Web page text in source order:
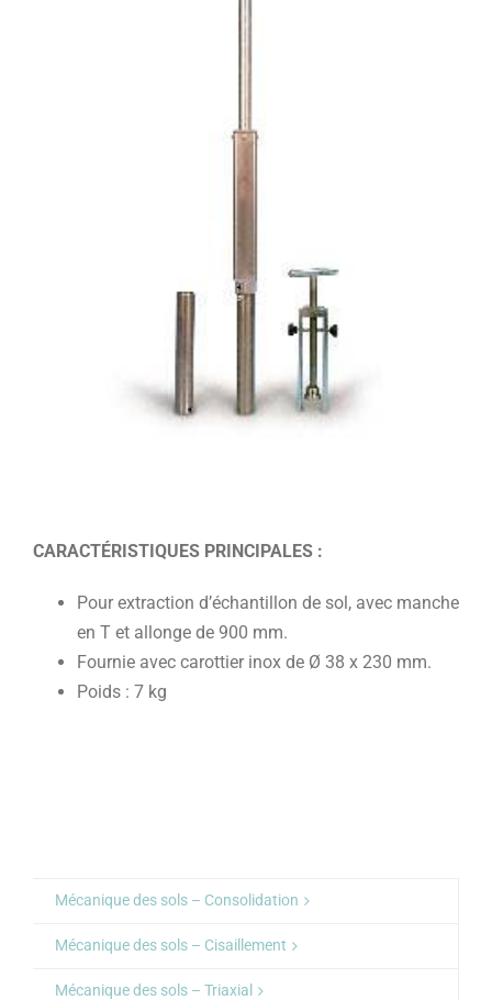
CARACTÉRISTIQUES PRINCIPALES :
Pour extraction d’échantillon de sol, avec manche
en T et allonge de 900 mm.
Fournie avec carottier inox de Ø 38 x 230 mm.
Poids : 7 kg
Mécanique des sols – Consolidation
Mécanique des sols – Cisaillement
Mécanique des sols – Triaxial